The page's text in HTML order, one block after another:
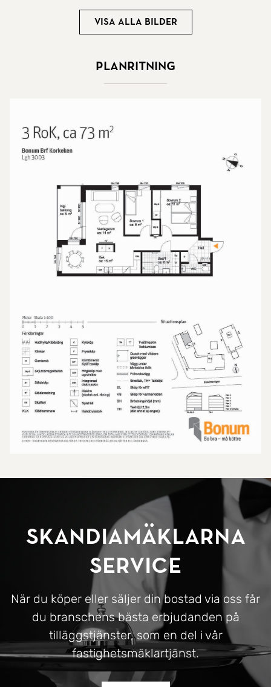
Visa alla bilder
Planritning
SkandiaMäklarna
Service
När du köper eller säljer din bostad via oss får
du branschens bästa erbjudanden på
tilläggstjänster, som en del i vår
fastighetsmäklartjänst.